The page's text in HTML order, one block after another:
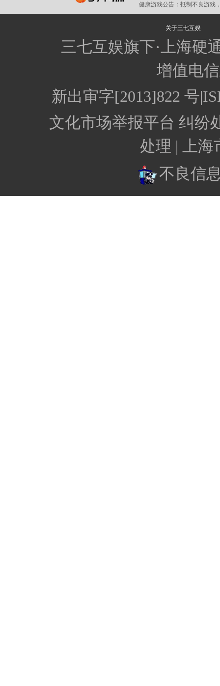
健康游戏公告： 抵制不良游戏
关于三七互娱
三七互娱旗下·上海硬
增值电
新出审字[2013]822 号
文化市场举报平台 纠纷
处理 |
上
不良信